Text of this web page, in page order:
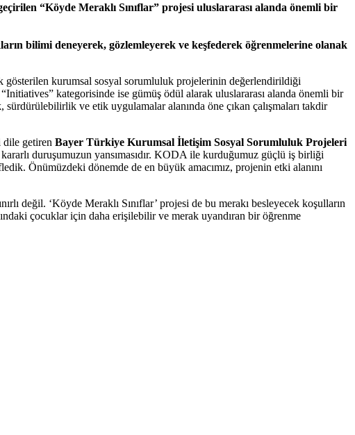
“Köyde Meraklı Sınıflar” projesi uluslararası alanda önemli bir
bilimi deneyerek, gözlemleyerek ve keşfederek öğrenmelerine olanak
kurumsal sosyal sorumluluk projelerinin değerlendirildiği
kategorisinde ise gümüş ödül alarak uluslararası alanda önemli bir
ve etik uygulamalar alanında öne çıkan çalışmaları takdir
dile getiren Bayer Türkiye Kurumsal İletişim Sosyal Sorumluluk Projeleri
duruşumuzun yansımasıdır. KODA ile kurduğumuz güçlü iş birliği
Önümüzdeki dönemde de en büyük amacımız, projenin etki alanını
değil. ‘Köyde Meraklı Sınıflar’ projesi de bu merakı besleyecek koşulların
çocuklar için daha erişilebilir ve merak uyandıran bir öğrenme